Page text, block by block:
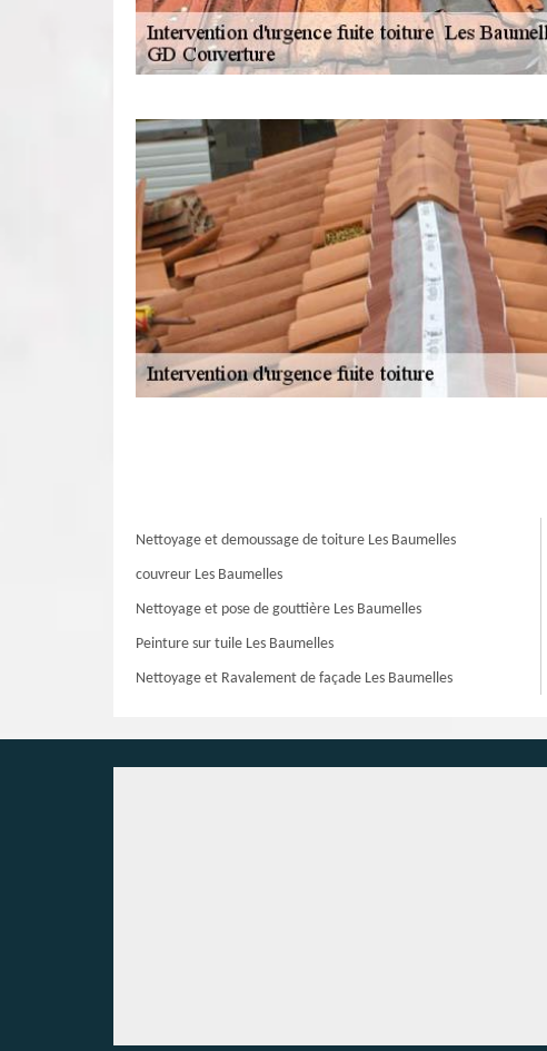
Nettoyage et demoussage de toiture Les Baumelles
couvreur Les Baumelles
Nettoyage et pose de gouttière Les Baumelles
Peinture sur tuile Les Baumelles
Nettoyage et Ravalement de façade Les Baumelles